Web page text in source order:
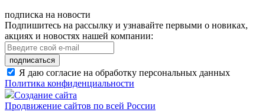
подписка на новости
Подпишитесь на рассылку и узнавайте первыми о новиках,
акциях и новостях нашей компании:
подписаться
Я даю согласие на обработку персональных данных
Политика конфиденциальности
Создание сайта
Продвижение сайтов по всей России